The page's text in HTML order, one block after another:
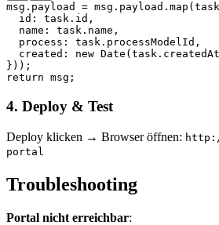
msg.payload = msg.payload. map ( task
  id: task.id,
  name: task.name,
  process: task.processModelId,
  created:
new Date
}));
return msg;
4. Deploy & Test
Deploy klicken → Browser öffnen:
portal
Troubleshooting
Portal nicht erreichbar: